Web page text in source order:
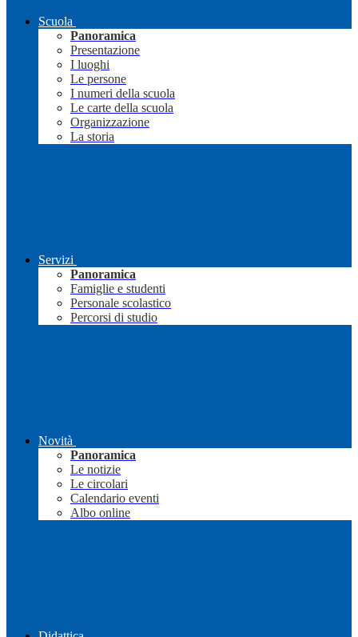
Scuola
Panoramica
Presentazione
I luoghi
Le persone
I numeri della scuola
Le carte della scuola
Organizzazione
La storia
Servizi
Panoramica
Famiglie e studenti
Personale scolastico
Percorsi di studio
Novità
Panoramica
Le notizie
Le circolari
Calendario eventi
Albo online